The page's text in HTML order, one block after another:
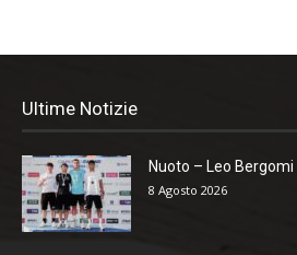
Ultime Notizie
Nuoto – Leo
8 Agosto 2026